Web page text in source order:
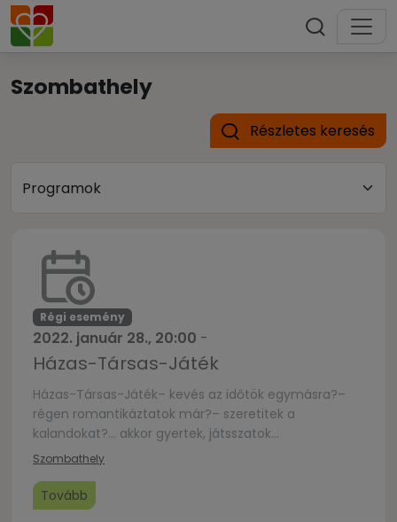
Szombathely
Részletes keresés
Régi esemény
2022. január 28., 20:00 -
Házas-Társas-Játék
Házas-Társas-Játék– kevés az időtök egymásra?–
régen romantikáztatok már?– szeretitek a
kalandokat?… akkor gyertek, játsszatok
velünk/egymással!A játékhoz forgatókönyvet kaptok,
teljesíthetitek.A minden feladatot teljesítő párok
között értékes nyereményeket sorsolunk
Szombathely
Tovább